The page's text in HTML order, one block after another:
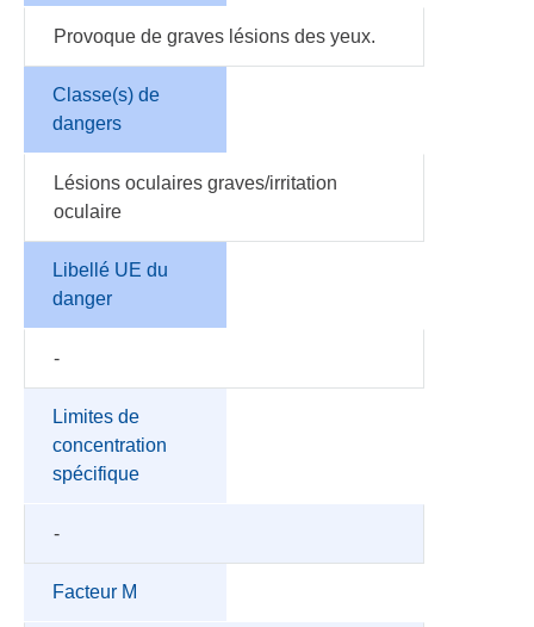
Provoque de graves lésions des yeux.
Classe(s) de
dangers
Lésions oculaires graves/irritation
oculaire
Libellé UE du
danger
-
Limites de
concentration
spécifique
-
Facteur M